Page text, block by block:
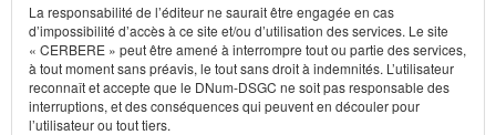
La responsabilité de l’éditeur ne saurait être engagée en cas
d’impossibilité d’accès à ce site et/ou d’utilisation des services. Le site
« CERBERE » peut être amené à interrompre tout ou partie des services,
à tout moment sans préavis, le tout sans droit à indemnités. L’utilisateur
reconnaît et accepte que le DNum-DSGC ne soit pas responsable des
interruptions, et des conséquences qui peuvent en découler pour
l’utilisateur ou tout tiers.